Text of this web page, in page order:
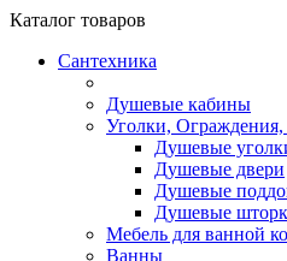
Каталог товаров
Сантехника
Душевые кабины
Уголки,
Душевые
Душевые двери
Душевые
Душевые
Мебель для ванной
Ванны